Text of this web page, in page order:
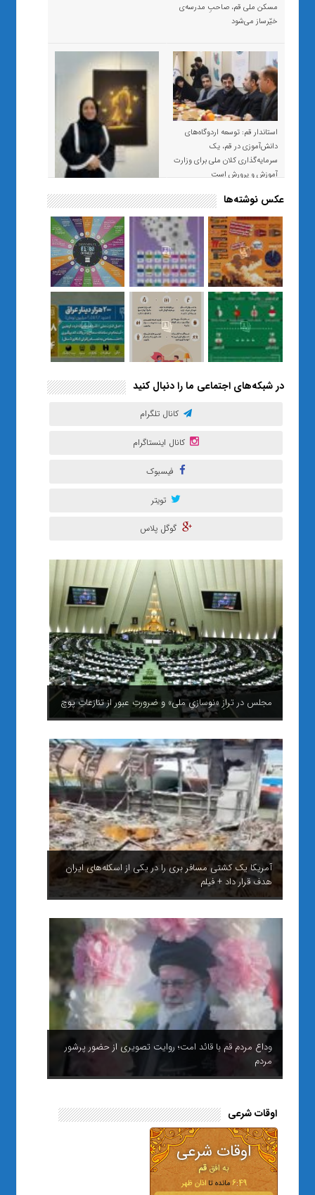
مسکن ملی قم، صاحبِ مدرسه‌ی
خیّرساز می‌شود
استاندار قم: توسعه اردوگاه‌های
دانش‌آموزی در قم، یک
سرمایه‌گذاری کلان ملی برای وزارت
آموزش و پرورش است
«صبر و اعتماد؛ روایت معلمی که
نسل Z را از بی‌هدفی به خودباوری
رساند / از یک کلاس ساده در قم تا
حضور مشترک معلم و هنرجویان
در مهم‌ترین گالری قرآنی هوش
مصنوعی تهران
عکس نوشته‌ها
در شبکه‌های اجتماعی ما را دنبال کنید
کانال تلگرام
کانال اینستاگرام
فیسبوک
تویتر
گوگل پلاس
مجلس در ترازِ «نوسازیِ ملی» و ضرورتِ عبور از تنازعاتِ پوچ
آمریکا یک کشتی مسافر بری را در یکی از اسکله‌های ایران
هدف قرار داد + فیلم
وداع مردم قم با قائد امت؛ روایت تصویری از حضور پرشور
مردم
اوقات شرعی